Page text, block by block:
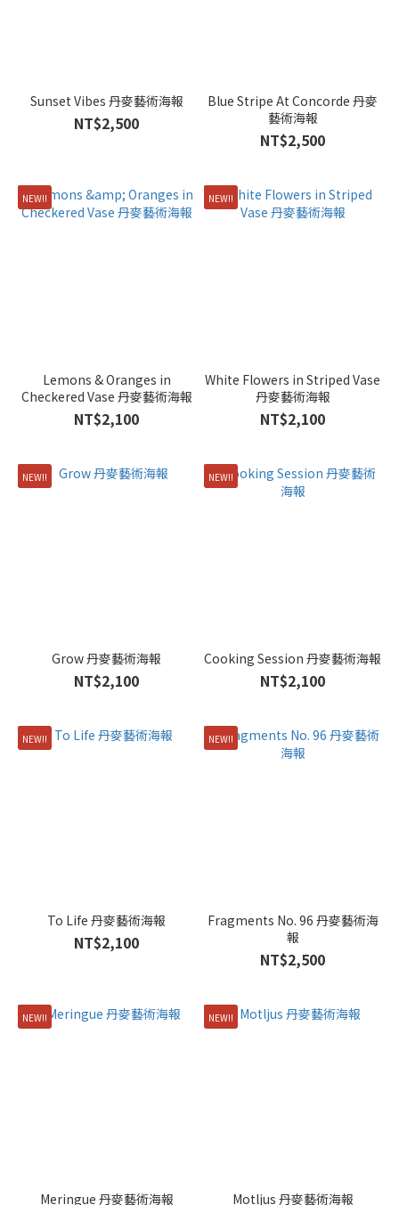
Sunset Vibes 丹麥藝術海報
NT$2,500
Blue Stripe At Concorde 丹麥
藝術海報
NT$2,500
NEW!!
Lemons & Oranges in
Checkered Vase 丹麥藝術海報
NT$2,100
NEW!!
White Flowers in Striped Vase
丹麥藝術海報
NT$2,100
NEW!!
Grow 丹麥藝術海報
NT$2,100
NEW!!
Cooking Session 丹麥藝術海報
NT$2,100
NEW!!
To Life 丹麥藝術海報
NT$2,100
NEW!!
Fragments No. 96 丹麥藝術海
報
NT$2,500
NEW!!
Meringue 丹麥藝術海報
NEW!!
Motljus 丹麥藝術海報